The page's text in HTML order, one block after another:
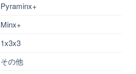
Pyraminx+
Minx+
1x3x3
その他